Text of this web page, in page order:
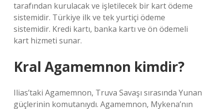
tarafından kurulacak ve işletilecek bir kart ödeme
sistemidir. Türkiye ilk ve tek yurtiçi ödeme
sistemidir. Kredi kartı, banka kartı ve ön ödemeli
kart hizmeti sunar.
Kral Agamemnon kimdir?
Ilias’taki Agamemnon, Truva Savaşı sırasında Yunan
güçlerinin komutanıydı. Agamemnon, Mykena’nın